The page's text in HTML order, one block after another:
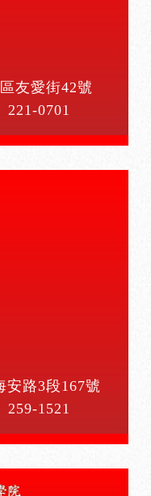
友愛街42號
221-0701
安路3段167號
259-1521